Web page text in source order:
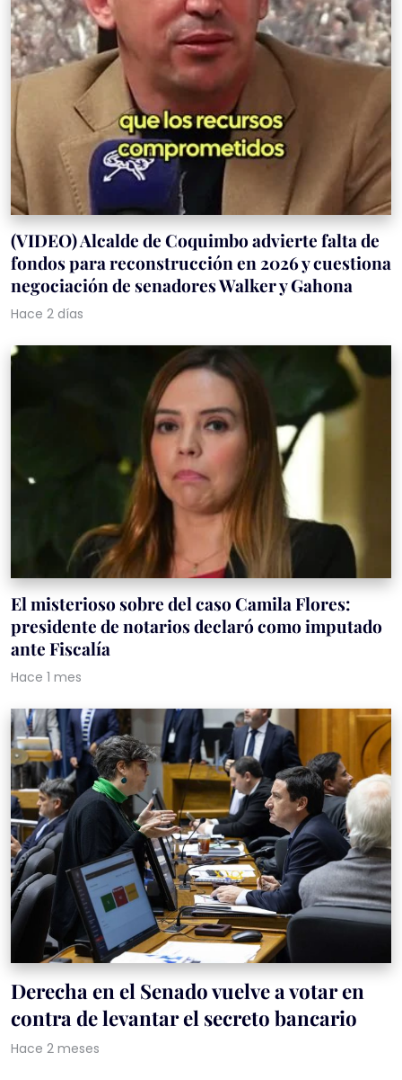
(VIDEO) Alcalde de Coquimbo advierte falta de
fondos para reconstrucción en 2026 y cuestiona
negociación de senadores Walker y Gahona
Hace 2 días
El misterioso sobre del caso Camila Flores:
presidente de notarios declaró como imputado
ante Fiscalía
Hace 1 mes
Derecha en el Senado vuelve a votar en
contra de levantar el secreto bancario
Hace 2 meses